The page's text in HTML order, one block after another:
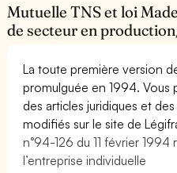
Mutuelle TNS et loi
de secteur en
La toute première version
promulguée en 1994. Vous
des articles juridiques et
modifiés sur le site de
n°94-126 du 11 février 1994
l’entreprise individuelle